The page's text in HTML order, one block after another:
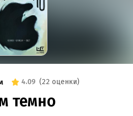
4.09 (22 оценки)
темно